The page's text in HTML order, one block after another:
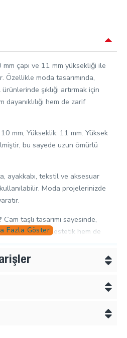
çapı ve 11 mm yüksekliği ile
moda tasarımında,
şıklığı artırmak için
hem de zarif
mm, Yükseklik: 11 mm. Yüksek
bu sayede uzun ömürlü
ayakkabı, tekstil ve aksesuar
Moda projelerinizde
Cam taşlı tasarımı sayesinde,
katar. Hem estetik hem de
Rivetlerin montajında
talimatlarını dikkatlice
diğer ürünleri